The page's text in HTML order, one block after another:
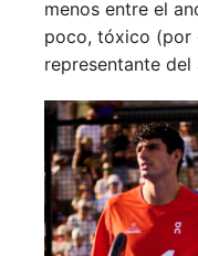
menos entre el
poco, tóxico (por
representante del